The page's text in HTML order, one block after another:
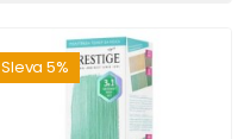
Sleva 5%